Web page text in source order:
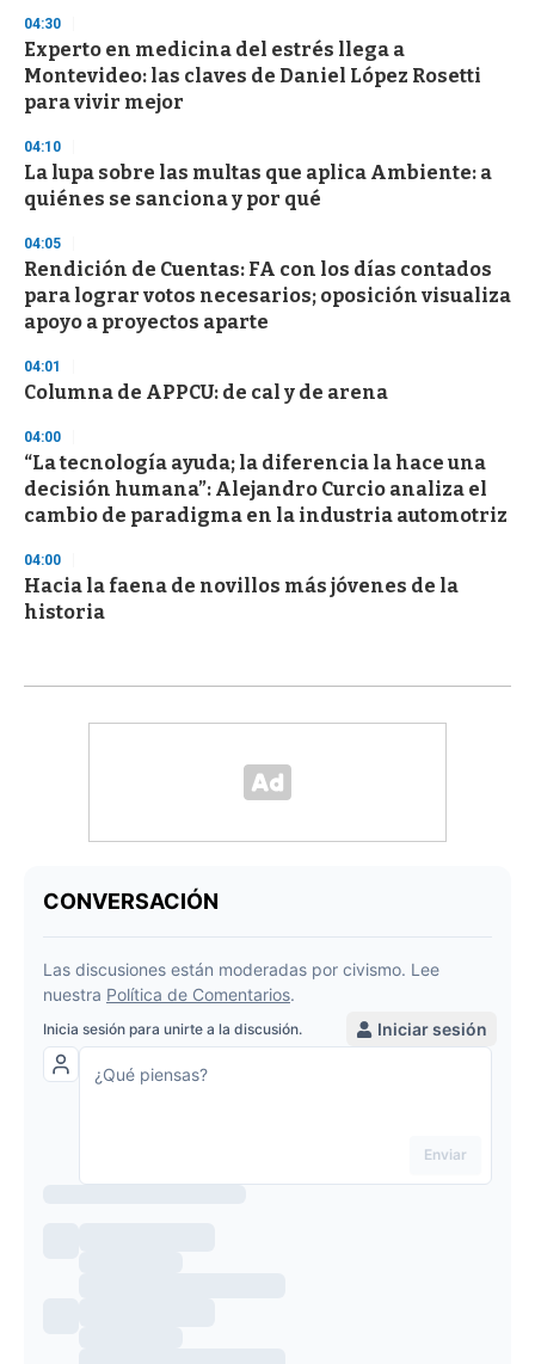
n
d
s
04:30
Experto en medicina del estrés llega a
Montevideo: las claves de Daniel López Rosetti
para vivir mejor
04:10
La lupa sobre las multas que aplica Ambiente: a
quiénes se sanciona y por qué
04:05
Rendición de Cuentas: FA con los días contados
para lograr votos necesarios; oposición visualiza
apoyo a proyectos aparte
04:01
Columna de APPCU: de cal y de arena
04:00
“La tecnología ayuda; la diferencia la hace una
decisión humana”: Alejandro Curcio analiza el
cambio de paradigma en la industria automotriz
04:00
Hacia la faena de novillos más jóvenes de la
historia